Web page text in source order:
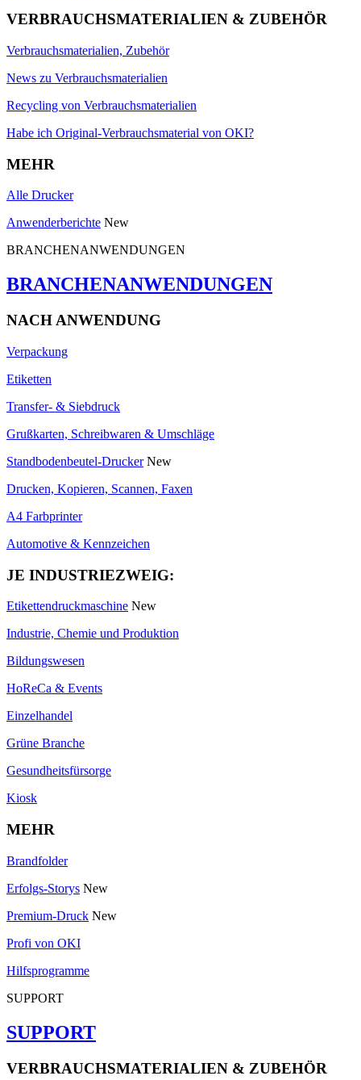
VERBRAUCHSMATERIALIEN & ZUBEHÖR
Verbrauchsmaterialien, Zubehör
News zu Verbrauchsmaterialien
Recycling von Verbrauchsmaterialien
Habe ich Original-Verbrauchsmaterial von OKI?
MEHR
Alle Drucker
Anwenderberichte New
BRANCHENANWENDUNGEN
BRANCHENANWENDUNGEN
NACH ANWENDUNG
Verpackung
Etiketten
Transfer- & Siebdruck
Grußkarten, Schreibwaren & Umschläge
Standbodenbeutel-Drucker New
Drucken, Kopieren, Scannen, Faxen
A4 Farbprinter
Automotive & Kennzeichen
JE INDUSTRIEZWEIG:
Etikettendruckmaschine New
Industrie, Chemie und Produktion
Bildungswesen
HoReCa & Events
Einzelhandel
Grüne Branche
Gesundheitsfürsorge
Kiosk
MEHR
Brandfolder
Erfolgs-Storys New
Premium-Druck New
Profi von OKI
Hilfsprogramme
SUPPORT
SUPPORT
VERBRAUCHSMATERIALIEN & ZUBEHÖR